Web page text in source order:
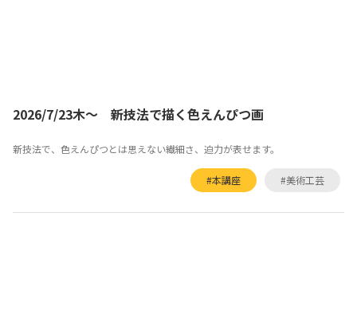
2026/7/23木～ 新技法で描く色えんぴつ画
新技法で、色えんぴつとは思えない繊細さ、迫力が表せます。
#本講座 #美術工芸